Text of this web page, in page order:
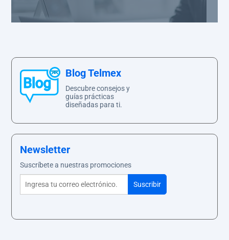
Blog Telmex
Descubre consejos y
guías prácticas
diseñadas para ti.
Newsletter
Suscríbete a nuestras promociones